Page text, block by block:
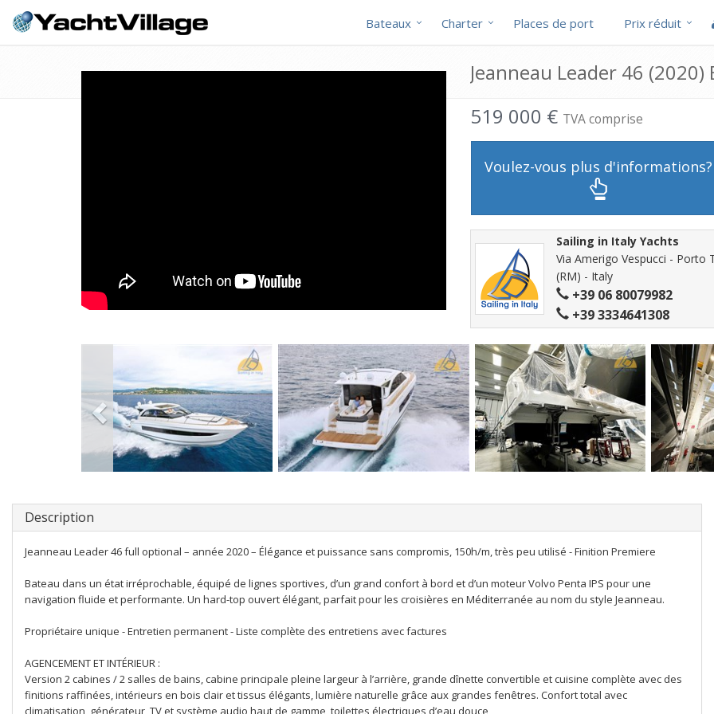
Bateaux Charter Places de port Prix réduit
Jeanneau Leader 46 (2020)
519 000 € TVA comprise
Voulez-vous plus d'informations?
Sailing in Italy Yachts
Via Amerigo Vespucci -
(RM) - Italy
+39 06 80079982
+39 3334641308
Description
Jeanneau Leader 46 full optional – année 2020 – Élégance et puissance sans compromis, 150h/m, très peu utilisé - Finition Premiere
Bateau dans un état irréprochable, équipé de lignes sportives, d’un grand confort à bord et d’un moteur Volvo Penta IPS pour une
navigation fluide et performante. Un hard-top ouvert élégant, parfait pour les croisières en Méditerranée au nom du style Jeanneau.
Propriétaire unique - Entretien permanent - Liste complète des entretiens avec factures
AGENCEMENT ET INTÉRIEUR :
Version 2 cabines / 2 salles de bains, cabine principale pleine largeur à l’arrière, grande dînette convertible et cuisine complète avec des
finitions raffinées, intérieurs en bois clair et tissus élégants, lumière naturelle grâce aux grandes fenêtres. Confort total avec
climatisation, générateur, TV et système audio haut de gamme, toilettes électriques d’eau douce